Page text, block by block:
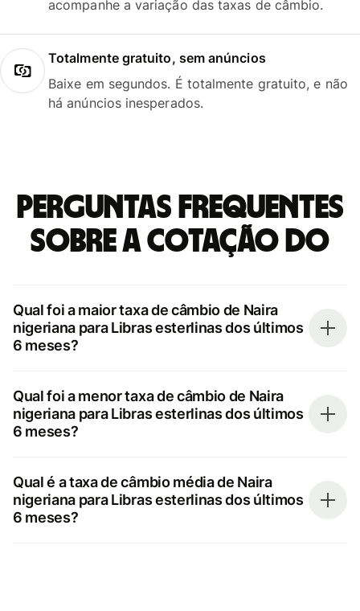
acompanhe a variação das taxas de câmbio.
Totalmente gratuito, sem anúncios
Baixe em segundos. É totalmente gratuito, e não
há anúncios inesperados.
Perguntas frequentes
sobre a cotação do
Qual foi a maior taxa de câmbio de Naira
nigeriana para Libras esterlinas dos últimos
6 meses?
Qual foi a menor taxa de câmbio de Naira
nigeriana para Libras esterlinas dos últimos
6 meses?
Qual é a taxa de câmbio média de Naira
nigeriana para Libras esterlinas dos últimos
6 meses?